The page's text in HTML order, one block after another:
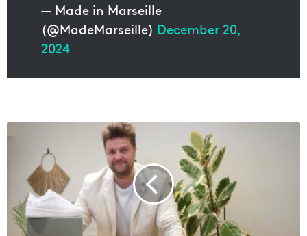
— Made in Marseille
(@MadeMarseille) December 20,
2024
a